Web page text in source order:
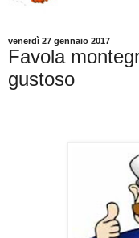
venerdì 27 gennaio 2017
Favola
gustoso